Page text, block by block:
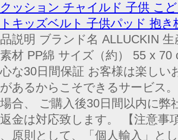
クッション チャイルド 子供 こ
キッズベルト 子供パッド 抱き
説明 ブランド名 ALLUCKIN
材 PP綿 サイズ（約） 55 x
な30日間保証 お客様は楽しい
あるからこそできるサービス
合、 ご購入後30日間以内に
金は対応致します。 【注意事
原則として、「個人輸入」と